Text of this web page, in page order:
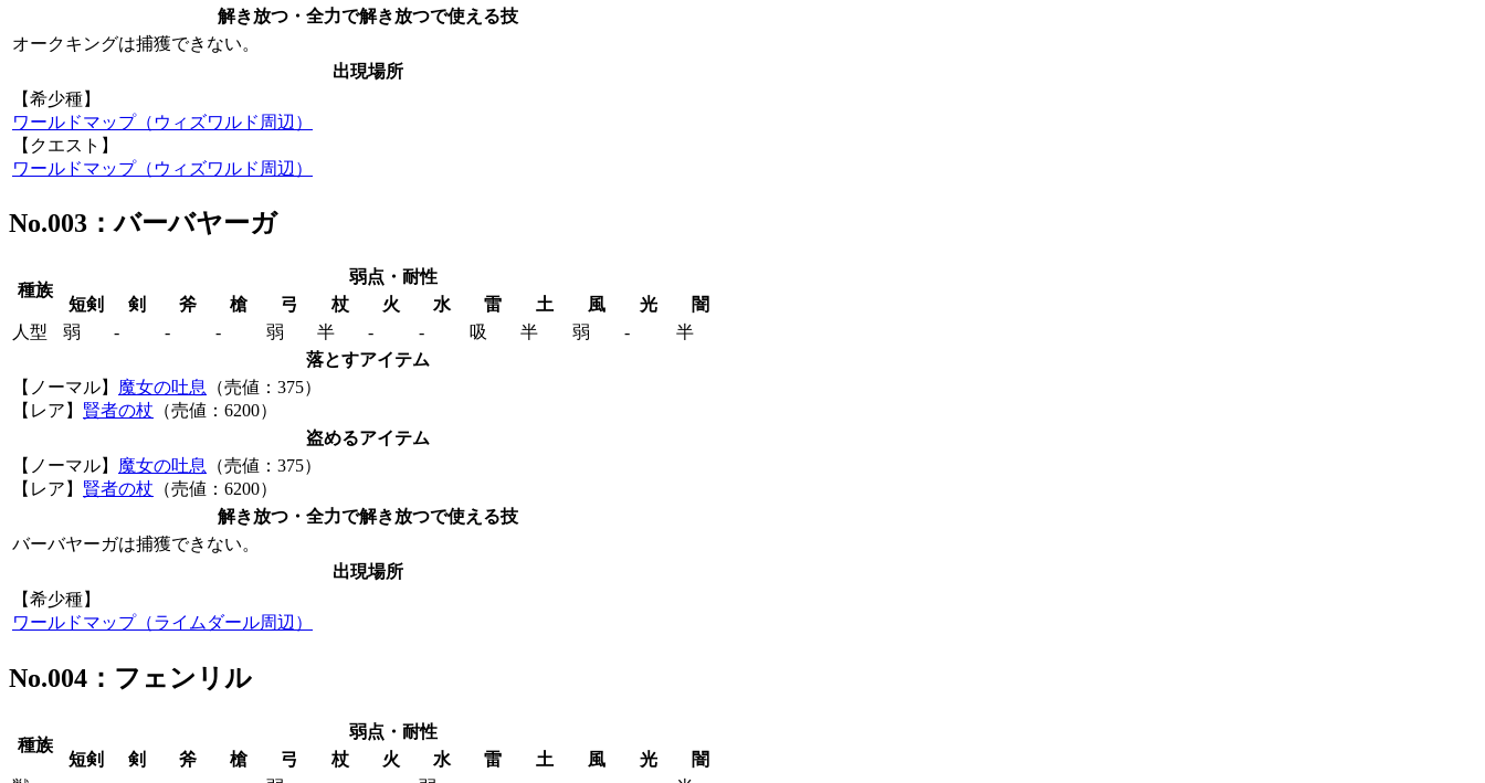
解き放つ・全力で解き放つで使える技
オークキングは捕獲できない。
出現場所
【希少種】
ワールドマップ（ウィズワルド周辺）
【クエスト】
ワールドマップ（ウィズワルド周辺）
No.003：バーバヤーガ
種族
弱点・耐性
短剣
剣 斧 槍 弓 杖 火 水 雷 土 風 光
闇
人型
弱 ‐ ‐ ‐ 弱 半 ‐ ‐ 吸 半 弱 ‐
半
落とすアイテム
【ノーマル】 魔女の吐息
（売値：375）
【レア】 賢者の杖 （売値：6200）
盗めるアイテム
【ノーマル】 魔女の吐息
（売値：375）
【レア】 賢者の杖 （売値：6200）
解き放つ・全力で解き放つで使える技
バーバヤーガは捕獲できない。
出現場所
【希少種】
ワールドマップ（ライムダール周辺）
No.004：フェンリル
種族
弱点・耐性
短剣
剣 斧 槍 弓 杖 火 水 雷 土 風 光
闇